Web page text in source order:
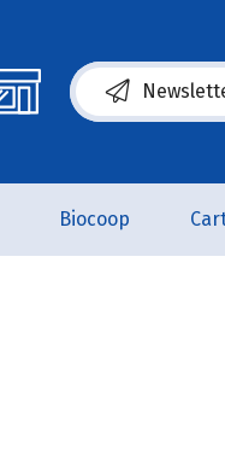
(s’ouvre dans
Biocoop